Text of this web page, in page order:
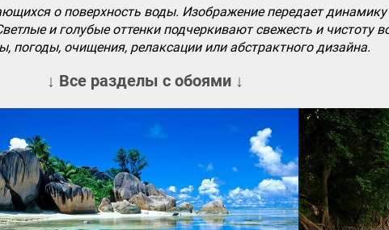
о поверхность воды. Изображение передает динамику
и голубые оттенки подчеркивают свежесть и чистоту
погоды, очищения, релаксации или абстрактного дизайна.
↓ Все разделы с обоями ↓